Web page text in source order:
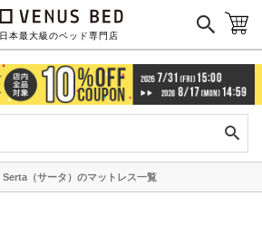
日本最大級のベッド専門店
Serta（サータ）のマットレス一覧